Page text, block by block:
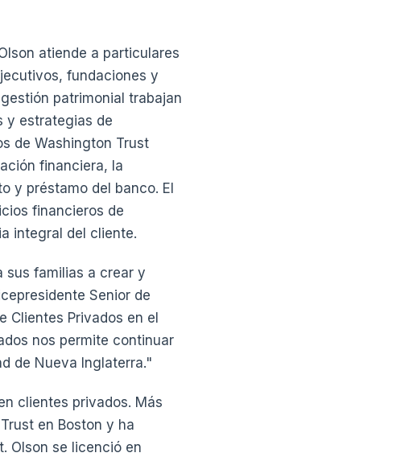
atiende a particulares
fundaciones y
patrimonial trabajan
y estrategias de
de Washington Trust
financiera, la
y préstamo del banco. El
financieros de
integral del cliente.
sus familias a crear y
Senior de
Clientes Privados en el
nos permite continuar
de Nueva Inglaterra."
clientes privados. Más
en Boston y ha
Olson se licenció en